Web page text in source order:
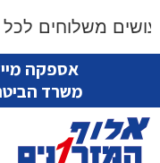
משלוחים
אספקה
משרד הביטחון